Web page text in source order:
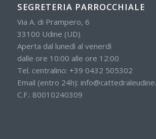
SEGRETERIA PARROCCHIALE
Via A. di Prampero, 6
33100 Udine (UD)
Aperta dal lunedì al venerdì
dalle ore 10:00 alle ore 12:00
Tel. centralino: +39 0432 505302
Email (entro 24h):
C.F.: 80010240309